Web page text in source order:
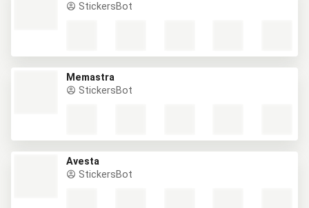
StickersBot
Memastra
StickersBot
Avesta
StickersBot